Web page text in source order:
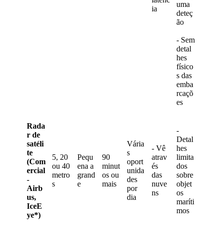
ia
uma
deteç
ão
- Sem
detal
hes
físico
s das
emba
rcaçõ
es
Rada
r de
satéli
te
(Com
ercial
-
Airb
us,
IceE
ye*)
5, 20
ou 40
metro
s
Pequ
ena a
grand
e
90
minut
os ou
mais
Vária
s
oport
unida
des
por
dia
- Vê
atrav
és
das
nuve
ns
-
Detal
hes
limita
dos
sobre
objet
os
maríti
mos